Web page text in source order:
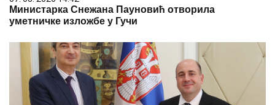
Министарка Снежана Пауновић отворила
уметничке изложбе у Гучи